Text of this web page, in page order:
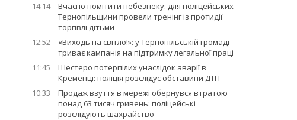
14:14
Вчасно помітити небезпеку: для поліцейських
Тернопільщини провели тренінг із протидії
торгівлі дітьми
12:52
«Виходь на світло!»: у Тернопільській громаді
триває кампанія на підтримку легальної праці
11:45
Шестеро потерпілих унаслідок аварії в
Кременці: поліція розслідує обставини ДТП
10:33
Продаж взуття в мережі обернувся втратою
понад 63 тисяч гривень: поліцейські
розслідують шахрайство